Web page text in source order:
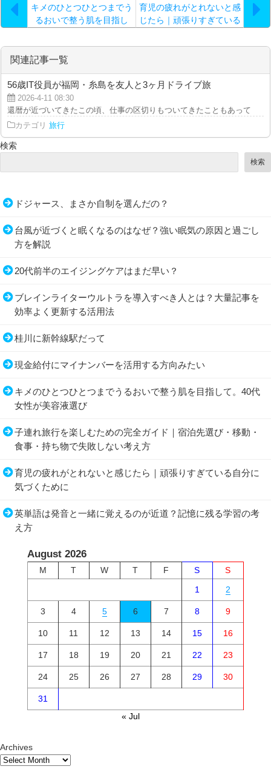
キメのひとつひとつまでう
るおいで整う肌を目指し
育児の疲れがとれないと感
じたら｜頑張りすぎている
関連記事一覧
56歳IT役員が福岡・糸島を友人と3ヶ月ドライブ旅
2026-4-11 08:30
還暦が近づいてきたこの頃、仕事の区切りもついてきたこともあって、昔
カテゴリ 旅行
検索
検索
ドジャース、まさか自制を選んだの？
台風が近づくと眠くなるのはなぜ？強い眠気の原因と過ごし
方を解説
20代前半のエイジングケアはまだ早い？
ブレインライターウルトラを導入すべき人とは？大量記事を
効率よく更新する活用法
桂川に新幹線駅だって
現金給付にマイナンバーを活用する方向みたい
キメのひとつひとつまでうるおいで整う肌を目指して。40代
女性が美容液選び
子連れ旅行を楽しむための完全ガイド｜宿泊先選び・移動・
食事・持ち物で失敗しない考え方
育児の疲れがとれないと感じたら｜頑張りすぎている自分に
気づくために
英単語は発音と一緒に覚えるのが近道？記憶に残る学習の考
え方
August 2026
M T W T F S
S
1
2
3 4 5 6 7 8 9
10 11 12 13 14 15 16
17 18 19 20 21 22 23
24 25 26 27 28 29 30
31
« Jul
Archives